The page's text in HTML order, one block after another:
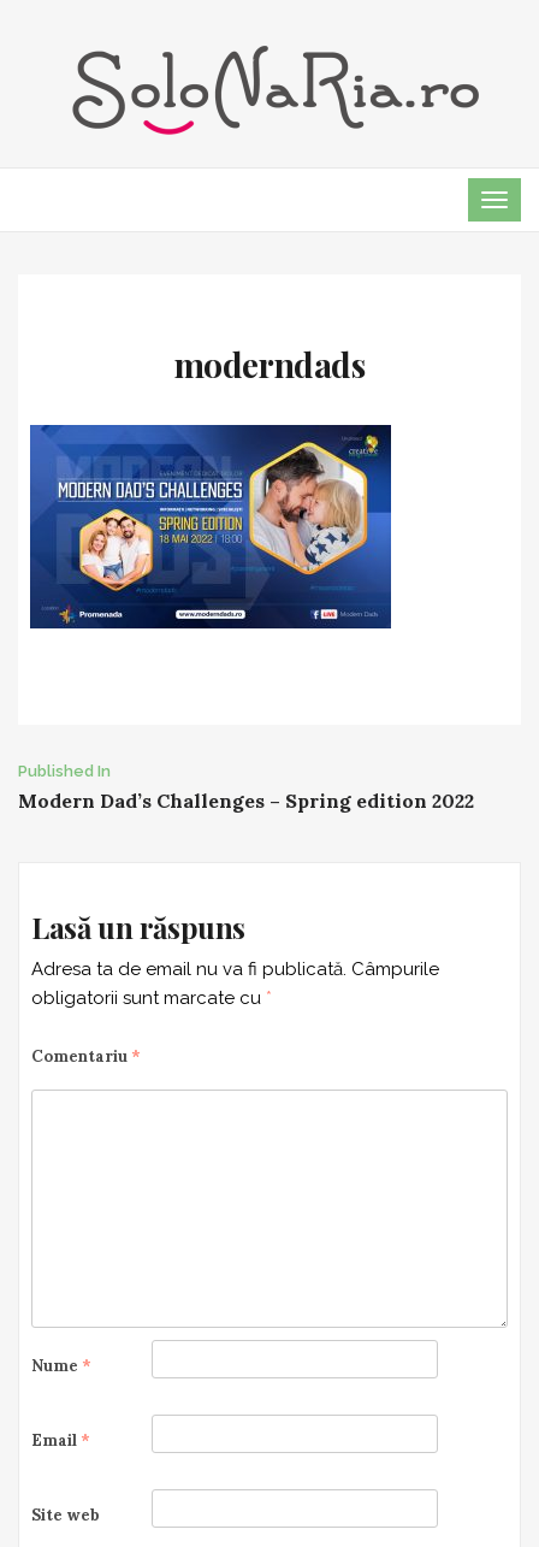
moderndads
Post
Published In
Modern Dad’s Challenges – Spring edition 2022
Lasă un răspuns
Adresa ta de email nu va fi publicată. Câmpurile
obligatorii sunt marcate cu *
Comentariu *
Nume *
Email *
Site web